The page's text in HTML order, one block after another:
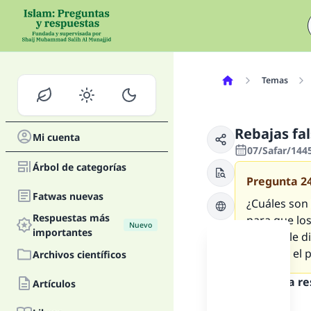
Mi cuenta
Árbol de categorías
Fatwas nuevas
Respuestas más
importantes
Nuevo
Archivos científicos
Artículos
Temas
Rebajas
07/Safar/
Pregunta
¿Cuáles
para que
pero yo le
ocasión,
Texto de la